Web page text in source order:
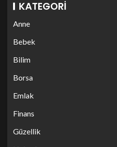
KATEGORI
Anne
Bebek
Bilim
Borsa
Emlak
Finans
Güzellik